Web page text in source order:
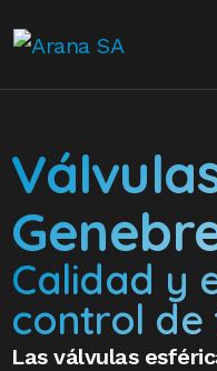
Calidad y
control de
Las válvulas